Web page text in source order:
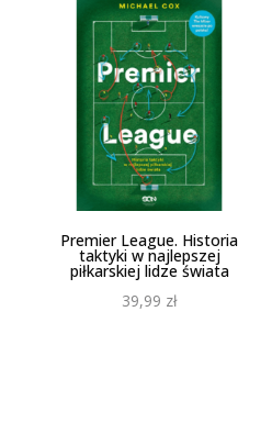
Premier League. Historia
taktyki w najlepszej
piłkarskiej lidze świata
39,99 zł